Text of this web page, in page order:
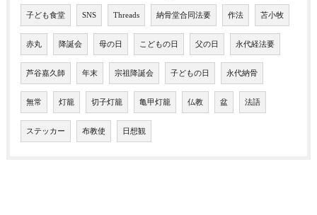
子ども食堂 SNS Threads 納骨堂合同法要 作法 苫小牧
赤丸 降誕会 母の日 こどもの日 父の日 永代経法要
芦谷嘉久師 年末 宗祖降誕会 子どもの日 永代納骨
無常 灯籠 切子灯籠 亀甲灯籠 仏教 盆 法語
ステッカー 布教使 日想観